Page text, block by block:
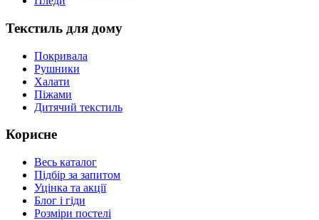
Текстиль для дому
Покривала
Рушники
Халати
Піжами
Дитячий текстиль
Корисне
Весь каталог
Підбір за запитом
Уцінка та акції
Блог і гіди
Розміри постелі